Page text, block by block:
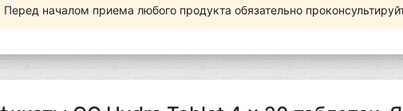
началом приема любого продукта обязательно